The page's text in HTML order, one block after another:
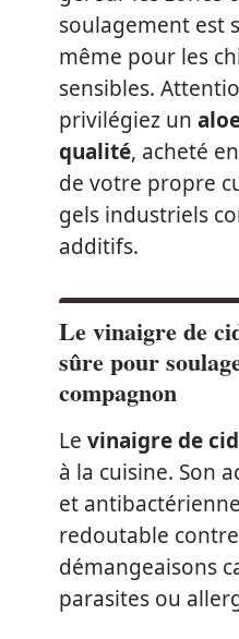
soulagement est
même pour les
sensibles.
privilégiez un
qualité, acheté
de votre propre
gels industriels
additifs.
Le vinaigre de
sûre pour
compagnon
Le vinaigre de
à la cuisine. Son
et
redoutable
démangeaisons
parasites ou